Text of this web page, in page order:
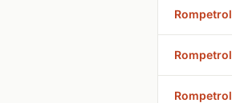
Rompetrol
Rompetrol
Rompetrol